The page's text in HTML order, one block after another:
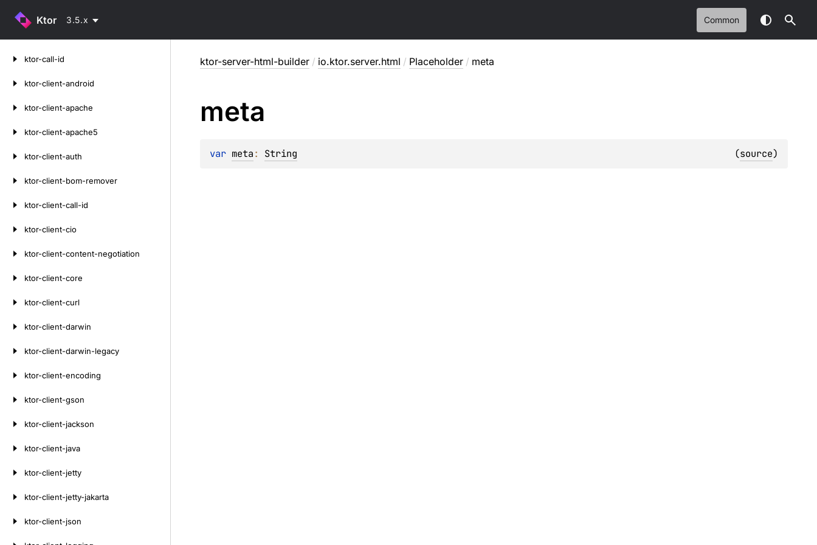
Ktor 3.5.x Common
ktor-call-id
ktor-client-android
ktor-client-apache
ktor-client-apache5
ktor-client-auth
ktor-client-bom-remover
ktor-client-call-id
ktor-client-cio
ktor-client-content-negotiation
ktor-client-core
ktor-client-curl
ktor-client-darwin
ktor-client-darwin-legacy
ktor-client-encoding
ktor-client-gson
ktor-client-jackson
ktor-client-java
ktor-client-jetty
ktor-client-jetty-jakarta
ktor-client-json
ktor-server-html-builder / io.ktor.server.html / Placeholder / meta
meta
var meta: String (source)